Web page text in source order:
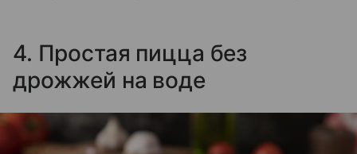
4. Простая пицца без
дрожжей на воде